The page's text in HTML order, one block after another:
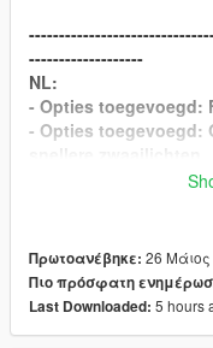
-------------------
NL:
- Opties toegevoegd:
- Opties toegevoegd:
- Sirenes
6 om te activeren)
- Audio files van alle
Πρωτοανέβηκε: 26
Πιο πρόσφατη
Last Downloaded: 5 hours